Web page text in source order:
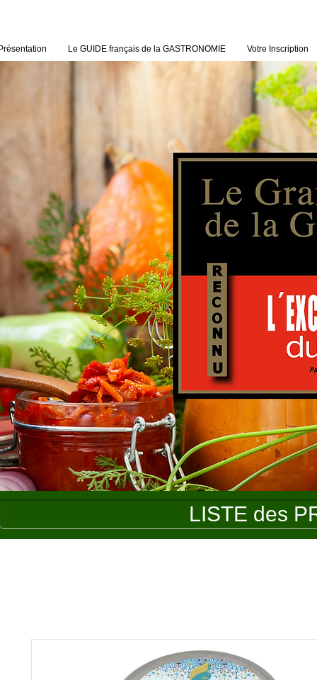
Le GUIDE français de la GASTRONOMIE Votre Inscription
LISTE des